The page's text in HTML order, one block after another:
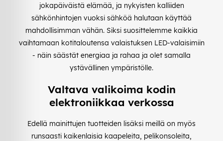
jokapäiväistä elämää, ja nykyisten kalliiden
sähkönhintojen vuoksi sähköä halutaan käyttää
mahdollisimman vähän. Siksi suosittelemme kaikkia
vaihtamaan kotitaloutensa valaistuksen LED-valaisimiin
- näin säästät energiaa ja rahaa ja olet samalla
ystävällinen ympäristölle.
Valtava valikoima kodin
elektroniikkaa verkossa
Edellä mainittujen tuotteiden lisäksi meillä on myös
runsaasti kaikenlaisia kaapeleita, pelikonsoleita,